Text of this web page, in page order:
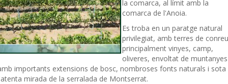
la comarca, al límit amb la
comarca de l'Anoia.
Es troba en un paratge natural
privilegiat, amb terres de
principalment vinyes, camp,
oliveres, envoltat de muntanyes
importants extensions de bosc, nombroses fonts naturals i sota
mirada de la serralada de Montserrat.